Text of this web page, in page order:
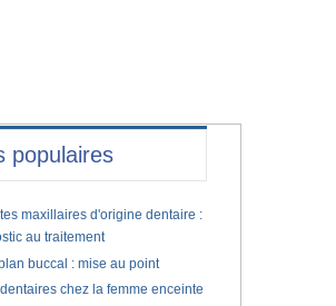
populaires
maxillaires d'origine dentaire :
au traitement
buccal : mise au point
chez la femme enceinte